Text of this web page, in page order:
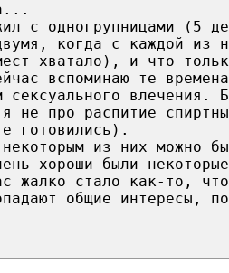
с одногрупницами (5
когда с каждой из
хватало), и что
вспоминаю те
влечения.
не про распитие
готовились).
из них можно
хороши были
жалко стало как-то,
общие интересы,